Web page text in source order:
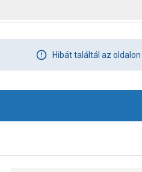
Hibát találtál az